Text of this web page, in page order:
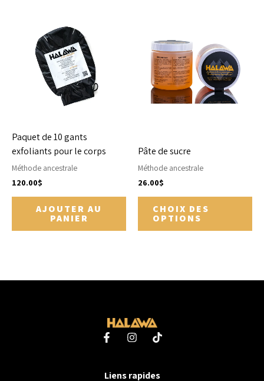
Paquet de 10 gants
exfoliants pour le corps
Méthode ancestrale
120.00$
AJOUTER AU
PANIER
Pâte de sucre
Méthode ancestrale
26.00$
CHOIX DES
OPTIONS
du
F
a
I T
i
Liens rapides